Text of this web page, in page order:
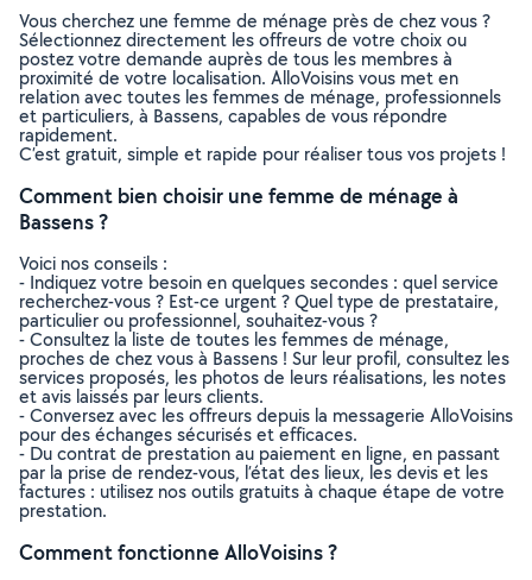
Vous cherchez une femme de ménage près de chez vous ?
Sélectionnez directement les offreurs de votre choix ou
postez votre demande auprès de tous les membres à
proximité de votre localisation. AlloVoisins vous met en
relation avec toutes les femmes de ménage, professionnels
et particuliers, à Bassens, capables de vous répondre
rapidement.
C’est gratuit, simple et rapide pour réaliser tous vos projets !
Comment bien choisir une femme de ménage à
Bassens ?
Voici nos conseils :
- Indiquez votre besoin en quelques secondes : quel service
recherchez-vous ? Est-ce urgent ? Quel type de prestataire,
particulier ou professionnel, souhaitez-vous ?
- Consultez la liste de toutes les femmes de ménage,
proches de chez vous à Bassens ! Sur leur profil, consultez les
services proposés, les photos de leurs réalisations, les notes
et avis laissés par leurs clients.
- Conversez avec les offreurs depuis la messagerie AlloVoisins
pour des échanges sécurisés et efficaces.
- Du contrat de prestation au paiement en ligne, en passant
par la prise de rendez-vous, l’état des lieux, les devis et les
factures : utilisez nos outils gratuits à chaque étape de votre
prestation.
Comment fonctionne AlloVoisins ?